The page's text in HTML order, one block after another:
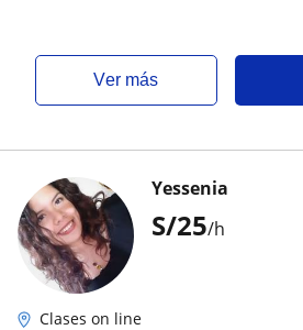
ver más
S/25/h
Yessenia
Clases on line